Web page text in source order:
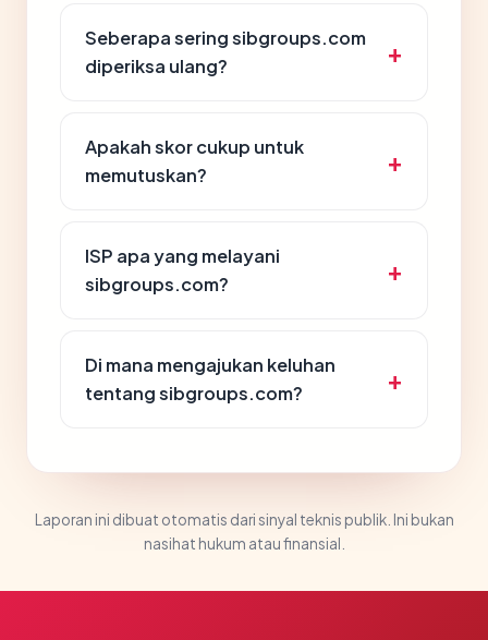
Seberapa sering sibgroups.com
diperiksa ulang?
Apakah skor cukup untuk
memutuskan?
ISP apa yang melayani
sibgroups.com?
Di mana mengajukan keluhan
tentang sibgroups.com?
Laporan ini dibuat otomatis dari sinyal teknis publik. Ini bukan
nasihat hukum atau finansial.